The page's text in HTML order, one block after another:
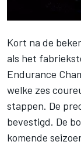
Kort na de
als het
Endurance
welke zes
stappen. De
bevestigd. De
komende